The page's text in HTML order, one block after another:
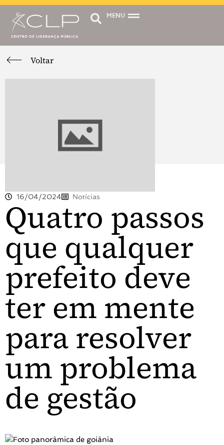
MENU
Voltar
16/04/2024 Notícias
Quatro passos
que qualquer
prefeito deve
ter em mente
para resolver
um problema
de gestão